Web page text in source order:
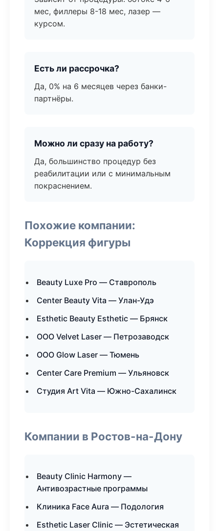
мес, филлеры 8-18 мес, лазер —
курсом.
Есть ли рассрочка?
Да, 0% на 6 месяцев через банки-
партнёры.
Можно ли сразу на работу?
Да, большинство процедур без
реабилитации или с минимальным
покраснением.
Похожие компании:
Коррекция фигуры
Beauty Luxe Pro — Ставрополь
Center Beauty Vita — Улан-Удэ
Esthetic Beauty Esthetic — Брянск
ООО Velvet Laser — Петрозаводск
ООО Glow Laser — Тюмень
Center Care Premium — Ульяновск
Студия Art Vita — Южно-Сахалинск
Компании в Ростов-на-Дону
Beauty Clinic Harmony —
Антивозрастные программы
Клиника Face Aura — Подология
Esthetic Laser Clinic — Эстетическая